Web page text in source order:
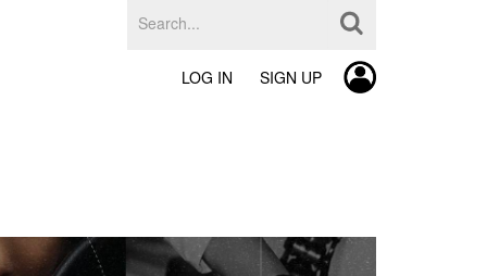
LOG IN SIGN UP